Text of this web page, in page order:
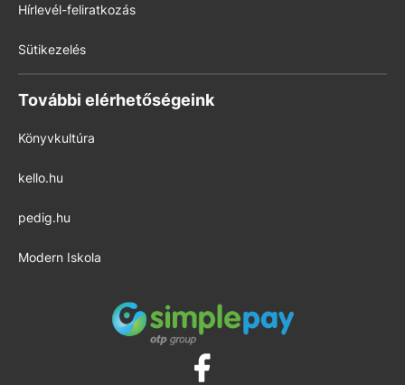
Hírlevél-feliratkozás
Sütikezelés
További elérhetőségeink
Könyvkultúra
kello.hu
pedig.hu
Modern Iskola